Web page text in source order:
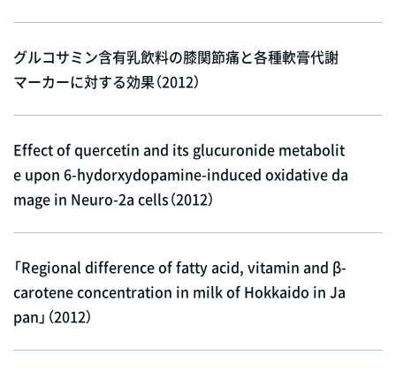
グルコサミン含有乳飲料の膝関節痛と各種軟膏代謝
マーカーに対する効果（2012）
Effect of quercetin and its glucuronide metabolit
e upon 6-hydorxydopamine-induced oxidative da
mage in Neuro-2a cells（2012）
「Regional difference of fatty acid, vitamin and β-
carotene concentration in milk of Hokkaido in Ja
pan」（2012）